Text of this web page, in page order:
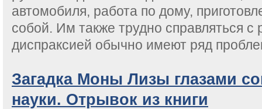
автомобиля, работа по дому,
собой. Им также трудно справляться с
диспраксией обычно имеют ряд
Загадка Моны Лизы глазами
науки. Отрывок из книги